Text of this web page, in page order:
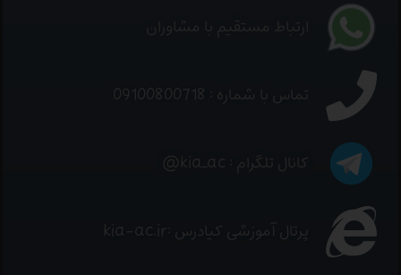
ارتباط مستقیم با مشاوران
تماس با شماره : 09100800718
کانال تلگرام : kia_ac@
پرتال آموزشی کیادرس :kia-ac.ir